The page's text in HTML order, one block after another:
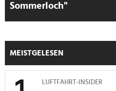
Sommerloch"
MEISTGELESEN
LUFTFAHRT-INSIDER